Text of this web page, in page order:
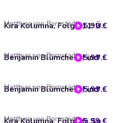
Kira Kolumna, Folge 11: Übergekocht
Matthias von Bornstädt 5,99 €
Benjamin Blümchen, Find's raus mit Benjamin, Folge 11: Bauernhof
Matthias von Bornstädt 5,99 €
Benjamin Blümchen, Find's raus mit Benjamin, Folge 7: Weltraum
Matthias von Bornstädt 5,99 €
Matthias von Bornstädt